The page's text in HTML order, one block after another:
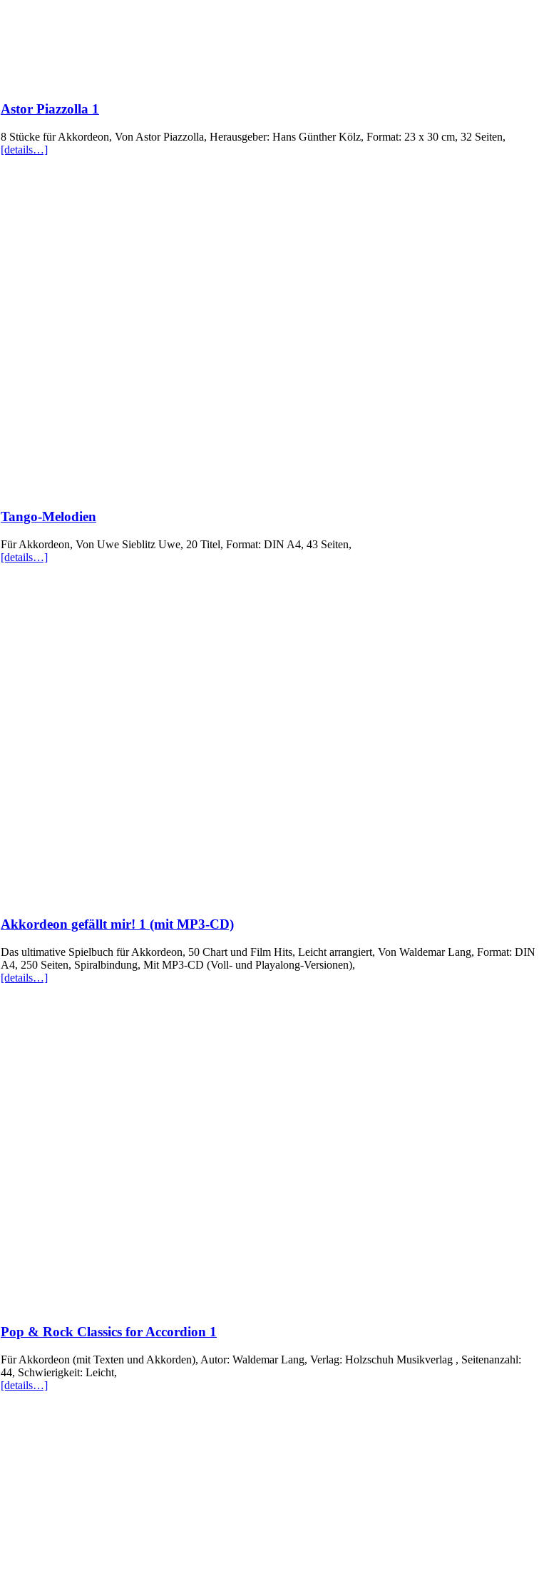
Astor Piazzolla 1
8 Stücke für Akkordeon, Von Astor Piazzolla, Herausgeber: Hans Günther Kölz, Format: 23 x 30 cm, 32 Seiten,
[details…]
Tango-Melodien
Für Akkordeon, Von Uwe Sieblitz Uwe, 20 Titel, Format: DIN A4, 43 Seiten,
[details…]
Akkordeon gefällt mir! 1 (mit MP3-CD)
Das ultimative Spielbuch für Akkordeon, 50 Chart und Film Hits, Leicht arrangiert, Von Waldemar Lang, Format: DIN
A4, 250 Seiten, Spiralbindung, Mit MP3-CD (Voll- und Playalong-Versionen),
[details…]
Pop & Rock Classics for Accordion 1
Für Akkordeon (mit Texten und Akkorden), Autor: Waldemar Lang, Verlag: Holzschuh Musikverlag , Seitenanzahl:
44, Schwierigkeit: Leicht,
[details…]